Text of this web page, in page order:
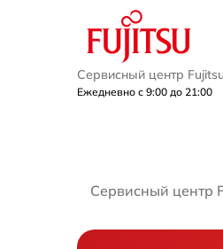
Сервисный центр Fujitsu
Ежедневно с 9:00 до 21:00
Сервисный центр